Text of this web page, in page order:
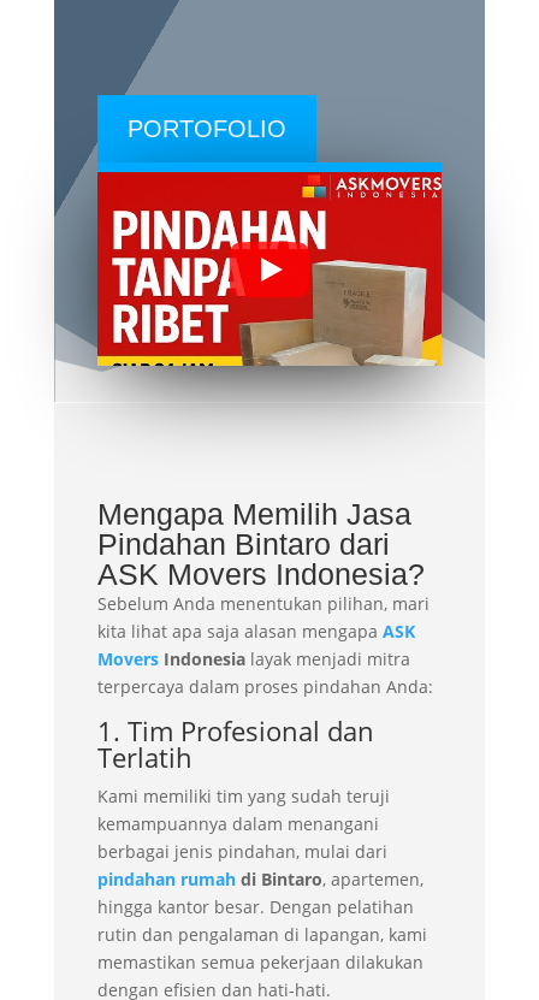
PORTOFOLIO
Mengapa Memilih Jasa
Pindahan Bintaro dari
ASK Movers Indonesia?
Sebelum Anda menentukan pilihan, mari
kita lihat apa saja alasan mengapa ASK
MoversIndonesialayak menjadi mitra
terpercaya dalam proses pindahan Anda:
1. Tim Profesional dan
Terlatih
Kami memiliki tim yang sudah teruji
kemampuannya dalam menangani
berbagai jenis pindahan, mulai dari
pindahan rumahdi Bintaro, apartemen,
hingga kantor besar. Dengan pelatihan
rutin dan pengalaman di lapangan, kami
memastikan semua pekerjaan dilakukan
dengan efisien dan hati-hati.